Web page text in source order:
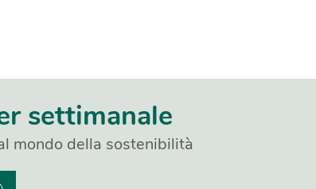
settimanale
mondo della sostenibilità